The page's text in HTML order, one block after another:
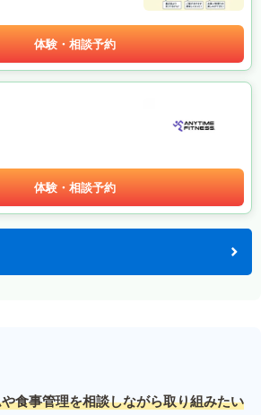
体験・相談予約
体験・相談予約
食事管理を相談しながら取り組みたい